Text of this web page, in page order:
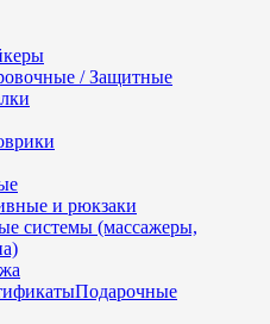
/ Защитные
и рюкзаки
системы (массажеры,
Подарочные